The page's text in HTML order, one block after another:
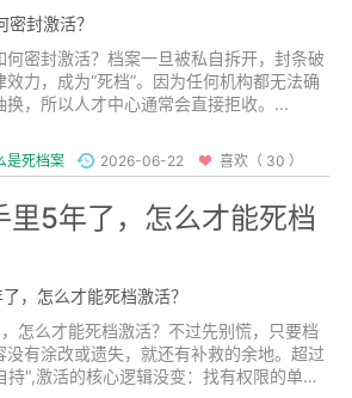
密封激活？档案一旦被私自拆开，封条破
力，成为“死档”。因为任何机构都无法确
，所以人才中心通常会直接拒收。...
是死档案 2026-06-22 喜欢（ 30 ）
里5年了，怎么才能死档
怎么才能死档激活？不过先别慌，只要档
有涂改或遗失，就还有补救的余地。超过
",激活的核心逻辑没变：找有权限的单位